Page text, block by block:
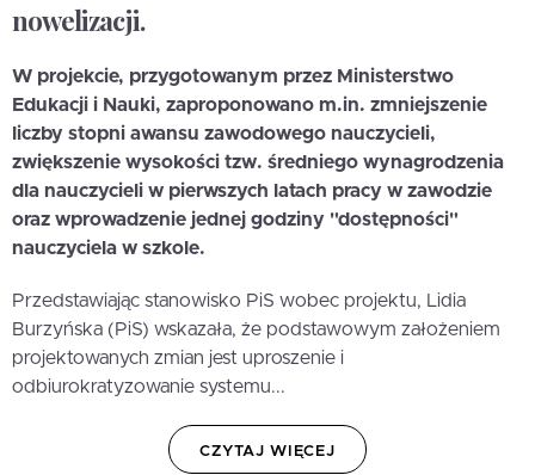
nowelizacji.
W projekcie, przygotowanym przez Ministerstwo
Edukacji i Nauki, zaproponowano m.in. zmniejszenie
liczby stopni awansu zawodowego nauczycieli,
zwiększenie wysokości tzw. średniego wynagrodzenia
dla nauczycieli w pierwszych latach pracy w zawodzie
oraz wprowadzenie jednej godziny "dostępności"
nauczyciela w szkole.
Przedstawiając stanowisko PiS wobec projektu, Lidia
Burzyńska (PiS) wskazała, że podstawowym założeniem
projektowanych zmian jest uproszenie i
odbiurokratyzowanie systemu...
CZYTAJ WIĘCEJ